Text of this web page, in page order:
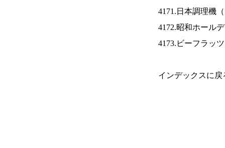
4171.日本調理機（
4172.昭和ホール
4173.ビーフラッ
インデックスに戻